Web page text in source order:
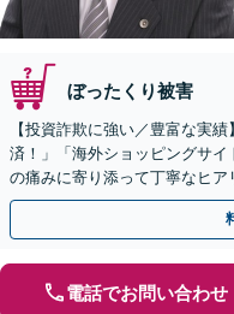
ぼったくり被害
【投資詐欺に強い／豊富な実
済！」「海外ショッピングサ
の痛みに寄り添って丁寧なヒ
金が得られるよう尽力します！
電話でお問い合わせ